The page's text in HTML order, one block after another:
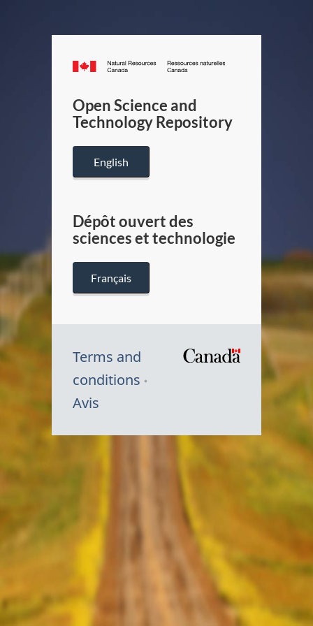
Canada.ca
/
Canada
Open Science and
Technology Repository
English
Dépôt ouvert des
sciences et technologie
Français
Terms and
conditions
Avis
Symbole
Canada